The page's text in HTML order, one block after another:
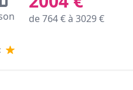
de764€ à 3029€